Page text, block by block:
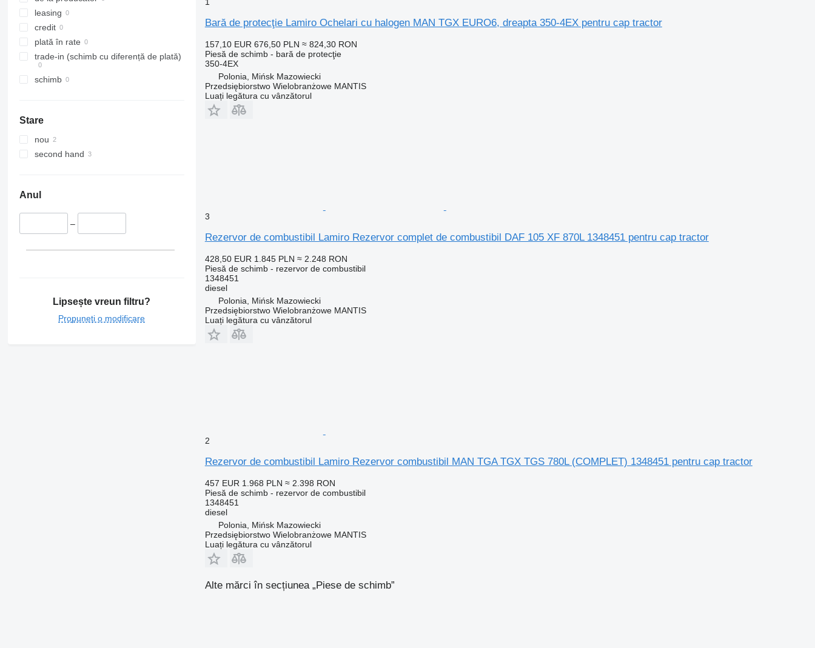
PC
S-Class
SK
Sprinter
Tourino
Travego
Viano
Vito
Master
Maxity
Megane
Messenger
Midlum
T-series
TRM
L-series
N-series
S-series
SD
V40
VNL
XC
leasing
credit
plată în rate
trade-in (schimb cu diferență de plată)
schimb
Stare
nou
second hand
Anul
–
Lipsește vreun filtru?
Propuneți o modificare
Bară de protecţie Lamiro Ochelari cu halogen MAN TGX EURO6, dreapta 350-4EX pentru cap tractor
157,10 EUR 676,50 PLN ≈ 824,30 RON
Piesă de schimb - bară de protecţie
350-4EX
Polonia, Mińsk Mazowiecki
Przedsiębiorstwo Wielobranżowe MANTIS
Luați legătura cu vânzătorul
3
Rezervor de combustibil Lamiro Rezervor complet de combustibil DAF 105 XF 870L 1348451 pentru cap tractor
428,50 EUR 1.845 PLN ≈ 2.248 RON
Piesă de schimb - rezervor de combustibil
1348451
diesel
Polonia, Mińsk Mazowiecki
Przedsiębiorstwo Wielobranżowe MANTIS
Luați legătura cu vânzătorul
2
Rezervor de combustibil Lamiro Rezervor combustibil MAN TGA TGX TGS 780L (COMPLET) 1348451 pentru cap tractor
457 EUR 1.968 PLN ≈ 2.398 RON
Piesă de schimb - rezervor de combustibil
1348451
diesel
Polonia, Mińsk Mazowiecki
Przedsiębiorstwo Wielobranżowe MANTIS
Luați legătura cu vânzătorul
Alte mărci în secțiunea „Piese de schimb”